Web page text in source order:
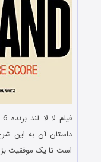
داستان آن به این
است تا یک موفقیت